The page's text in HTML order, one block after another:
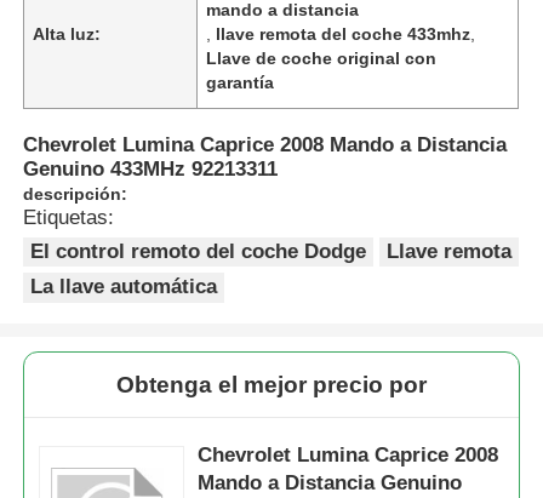
Alta luz:
mando a distancia
llave remota del coche 433mhz
Llave de coche original con
garantía
Chevrolet Lumina Caprice 2008 Mando a Distancia
Genuino 433MHz 92213311
descripción:
Etiquetas:
El control remoto del coche Dodge
Llave remota
La llave automática
Obtenga el mejor precio por
Chevrolet Lumina Caprice 2008
Mando a Distancia Genuino